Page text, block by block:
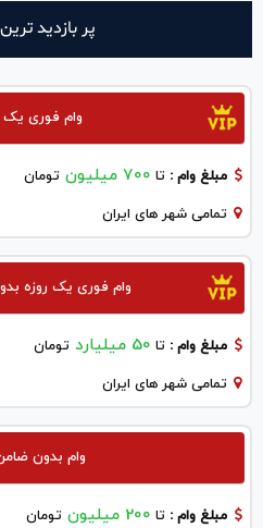
پر بازدید
وام فوری یک
مبلغ وام : تا 700 میلیون تومان
تمامی شهر های ایران
وام فوری یک روزه
مبلغ وام : تا 50 میلیارد تومان
تمامی شهر های ایران
وام بدون
مبلغ وام : تا 200 میلیون تومان